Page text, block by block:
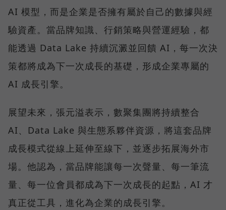
AI 模型，而是企業是否擁有屬於自己的數據與經
驗資產。當品牌知識、行銷策略與營運經驗，都
能透過 Data Lake 持續沉澱並回饋 AI，每一次決
策都將成為下一次成長的基礎，形成企業專屬的
AI 成長引擎。
展望未來，張元溢表示，數聚集團將持續整合
AI、Data Lake 與生態系夥伴資源，將這套品牌
成長模式從線上延伸至線下，並逐步拓展海外市
場。他認為，當品牌能讓每一次聲量、每一筆流
量、每一位會員都成為下一次成長的起點，AI 才
真正從工具，進化為企業的成長引擎。